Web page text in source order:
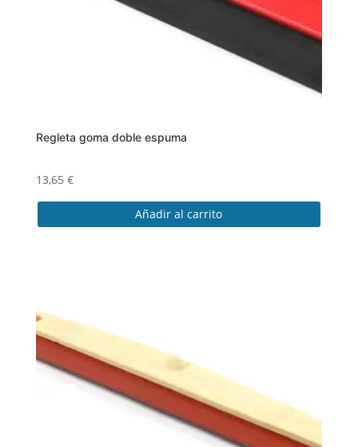
Regleta goma doble espuma
13,65 €
Añadir al carrito